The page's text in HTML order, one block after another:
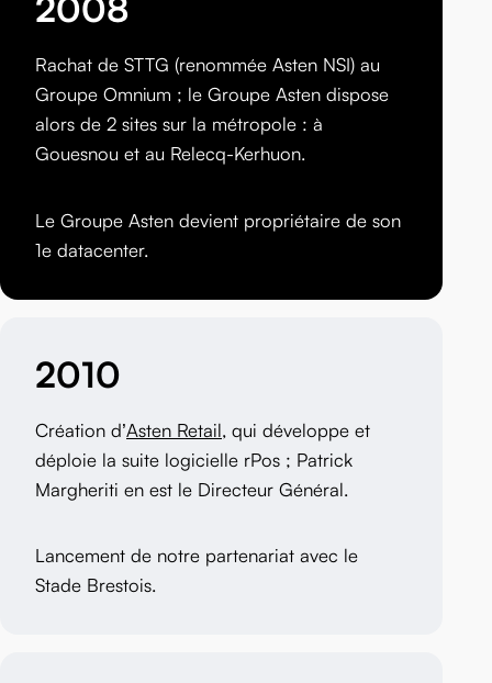
2008
Rachat de STTG (renommée Asten NSI) au
Groupe Omnium ; le Groupe Asten dispose
alors de 2 sites sur la métropole : à
Gouesnou et au Relecq-Kerhuon.
Le Groupe Asten devient propriétaire de son
1e datacenter.
2010
Création d’Asten Retail, qui développe et
déploie la suite logicielle rPos ; Patrick
Margheriti en est le Directeur Général.
Lancement de notre partenariat avec le
Stade Brestois.